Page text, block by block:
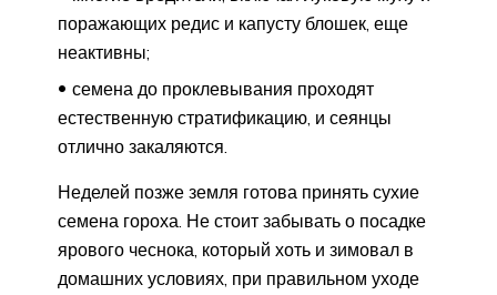
поражающих редис и капусту блошек, еще
неактивны;
семена до проклевывания проходят
естественную стратификацию, и сеянцы
отлично закаляются.
Неделей позже земля готова принять сухие
семена гороха. Не стоит забывать о посадке
ярового чеснока, который хоть и зимовал в
домашних условиях, при правильном уходе